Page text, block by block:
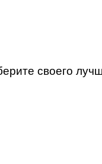
своего